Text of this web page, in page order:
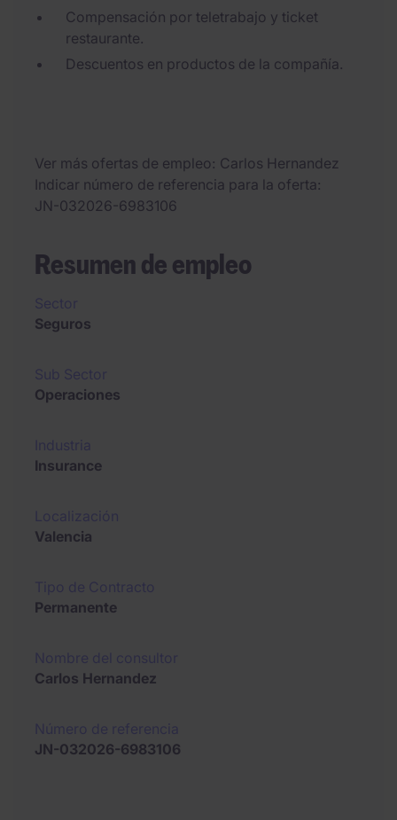
Compensación por teletrabajo y ticket
restaurante.
Descuentos en productos de la compañía.
Ver más ofertas de empleo Carlos Hernandez
Indicar número de referencia para la oferta
JN-032026-6983106
Resumen de empleo
Seguros
Operaciones
Insurance
Valencia
Permanente
Carlos Hernandez
JN-032026-6983106